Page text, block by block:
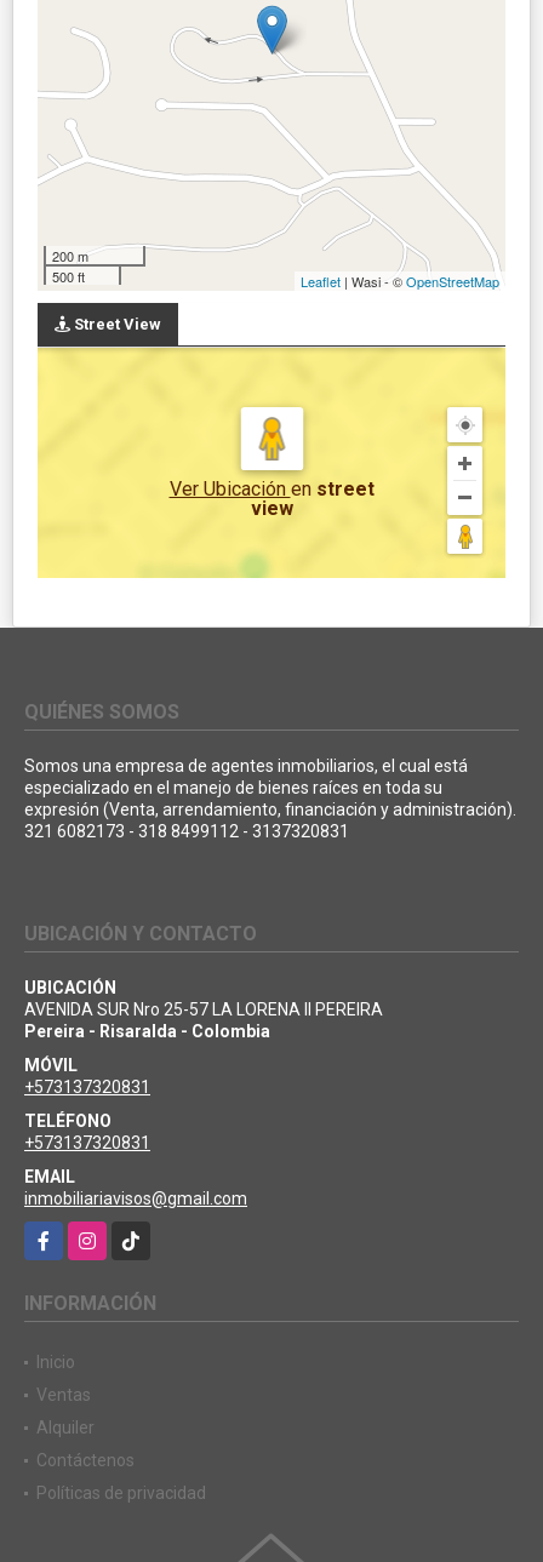
200 m
500 ft
Leaflet | Wasi - ©OpenStreetMap
Street View
Ver Ubicación en street
view
QUIÉNES SOMOS
Somos una empresa de agentes inmobiliarios, el cual está
especializado en el manejo de bienes raíces en toda su
expresión (Venta, arrendamiento, financiación y administración).
321 6082173 - 318 8499112 - 3137320831
UBICACIÓN Y CONTACTO
UBICACIÓN
AVENIDA SUR Nro 25-57 LA LORENA II PEREIRA
Pereira - Risaralda - Colombia
MÓVIL
+573137320831
TELÉFONO
+573137320831
EMAIL
inmobiliariavisos@gmail.com
FacebookInstagramTikTok
INFORMACIÓN
Inicio
Ventas
Alquiler
Contáctenos
Políticas de privacidad